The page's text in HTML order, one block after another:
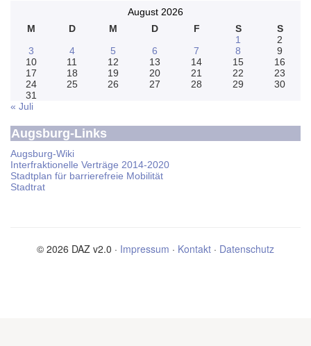
August 2026
M
D M D F S
S
1
2
3
4 5 6 7 8
9
10
11 12 13 14 15
16
17
18 19 20 21 22
23
24
25 26 27 28 29
30
31
« Juli
Augsburg-Links
Augsburg-Wiki
Interfraktionelle Verträge 2014-2020
Stadtplan für barrierefreie Mobilität
Stadtrat
© 2026 DAZ v2.0 · Impressum · Kontakt · Datenschutz